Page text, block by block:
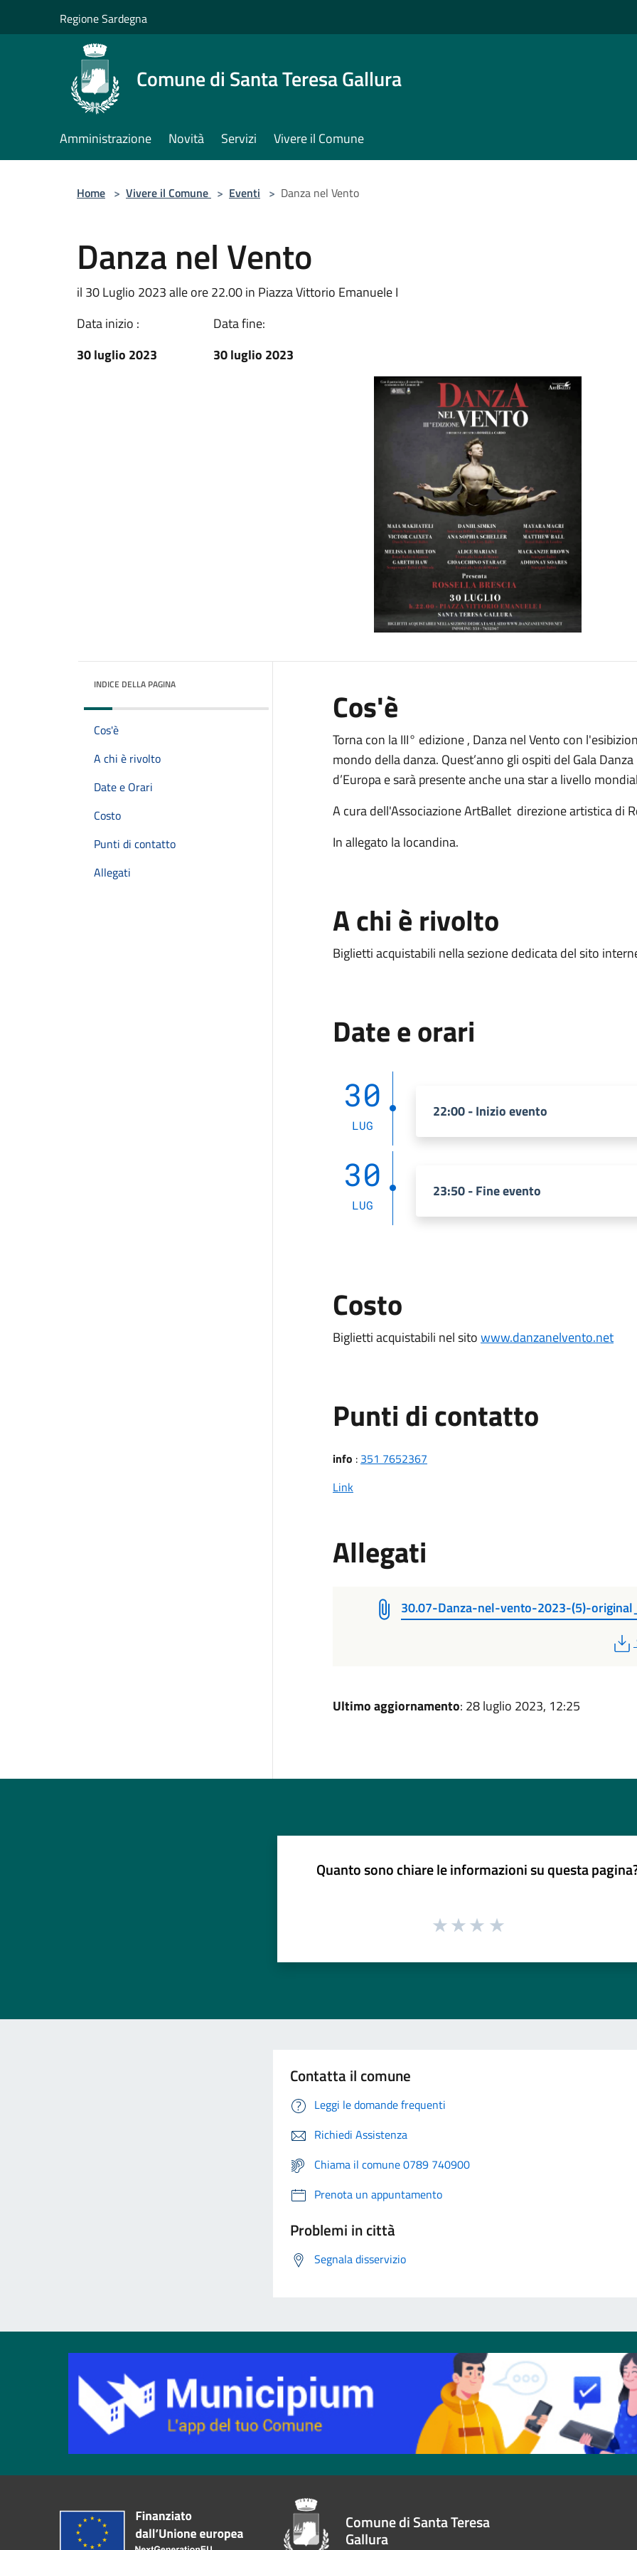
Regione Sardegna
Comune di Santa Teresa Gallura
Amministrazione Novità Servizi Vivere il Comune
Home > Vivere il Comune > Eventi > Danza nel Vento
Danza nel Vento
il 30 Luglio 2023 alle ore 22.00 in Piazza Vittorio Emanuele I
Data inizio :
30 luglio 2023
Data fine:
30 luglio 2023
INDICE DELLA PAGINA
Cos'è
A chi è rivolto
Date e Orari
Costo
Punti di contatto
Allegati
Cos'è
Torna con la III° edizione , Danza nel Vento con
mondo della danza. Quest’anno gli ospiti del Gala
d’Europa e sarà presente anche una star a livello
A cura dell'Associazione ArtBallet direzione artistica di
In allegato la locandina.
A chi è rivolto
Biglietti acquistabili nella sezione dedicata del sito
Date e orari
30
LUG
22:00 - Inizio evento
30
LUG
23:50 - Fine evento
Costo
Biglietti acquistabili nel sitowww.danzanelvento.net
Punti di contatto
info : 351 7652367
Link
Allegati
30.07-Danza-nel-vento-2023-(5)-
Ultimo aggiornamento: 28 luglio 2023, 12:25
Quanto sono chiare le informazioni su questa
Contatta il comune
Leggi le domande frequenti
Richiedi Assistenza
Chiama il comune 0789 740900
Prenota un appuntamento
Problemi in città
Segnala disservizio
Comune di Santa Teresa
Gallura